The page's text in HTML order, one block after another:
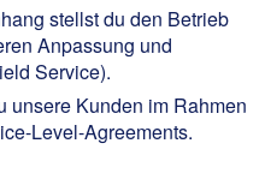
stellst du den Betrieb
Anpassung und
Service).
unsere Kunden im Rahmen
Level-Agreements.